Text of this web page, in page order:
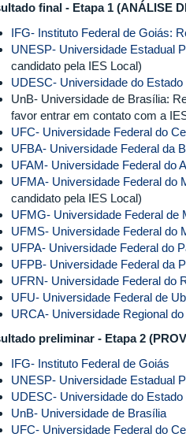
final - Etapa 1 (ANÁLISE
IFG- Instituto Federal de Goiás:
UNESP- Universidade Estadual
candidato pela IES Local)
UDESC- Universidade do
UnB- Universidade de Brasília:
favor entrar em contato com a
UFC- Universidade Federal do
UFBA- Universidade Federal da
UFAM- Universidade Federal do
UFMA- Universidade Federal do
candidato pela IES Local)
UFMG- Universidade Federal de
UFMS- Universidade Federal do
UFPA- Universidade Federal do
UFPB- Universidade Federal da
UFRN- Universidade Federal do
UFU- Universidade Federal de
URCA- Universidade Regional
preliminar - Etapa 2
IFG- Instituto Federal de Goiás
UNESP- Universidade Estadual
UDESC- Universidade do
UnB- Universidade de Brasília
UFC- Universidade Federal do